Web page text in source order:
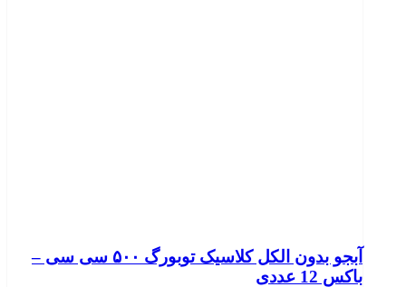
آبجو بدون الکل کلاسیک توبورگ ۵۰۰ سی سی –
باکس 12 عددی